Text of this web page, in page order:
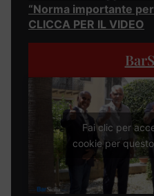
“Norma importante
CLICCA PER IL VIDEO
Fai clic per
cookie per